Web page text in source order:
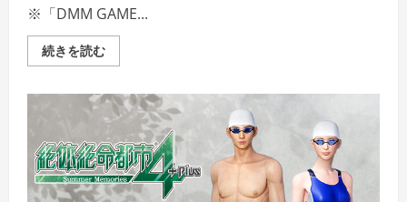
※「DMM GAME...
続きを読む＜
DLC
体
絶
命
都
市
4Plus
―Summer
Memories―